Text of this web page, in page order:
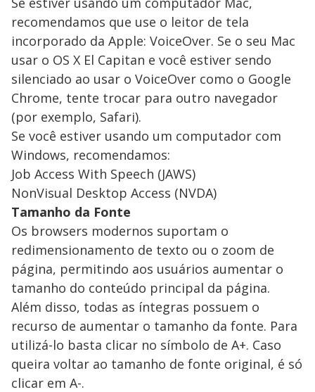
recomendamos que use o leitor de tela
incorporado da Apple: VoiceOver. Se o seu Mac
usar o OS X El Capitan e você estiver sendo
silenciado ao usar o VoiceOver como o Google
Chrome, tente trocar para outro navegador
(por exemplo, Safari).
Se você estiver usando um computador com
Windows, recomendamos:
Job Access With Speech (JAWS)
NonVisual Desktop Access (NVDA)
Tamanho da Fonte
Os browsers modernos suportam o
redimensionamento de texto ou o zoom de
página, permitindo aos usuários aumentar o
tamanho do conteúdo principal da página.
Além disso, todas as íntegras possuem o
recurso de aumentar o tamanho da fonte. Para
utilizá-lo basta clicar no símbolo de A+. Caso
queira voltar ao tamanho de fonte original, é só
clicar em A-.